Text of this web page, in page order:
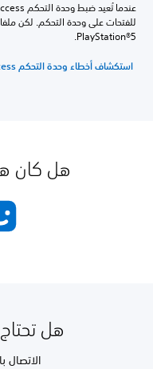
للفتحات على وحدة التحكم. لكن
PlayStation®5.
استكشاف أخطاء وحدة التحكم Access وإصلاحها
هل كان
هل
الاتصال